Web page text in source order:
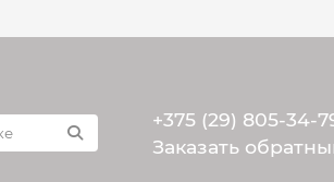
+375 (29) 805-34-
Заказать